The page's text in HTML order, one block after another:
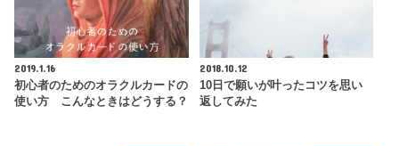
2019.1.16
初心者のためのオラクルカードの
使い方 こんなときはどうする？
2018.10.12
10日で願いが叶ったコツを思い
返してみた